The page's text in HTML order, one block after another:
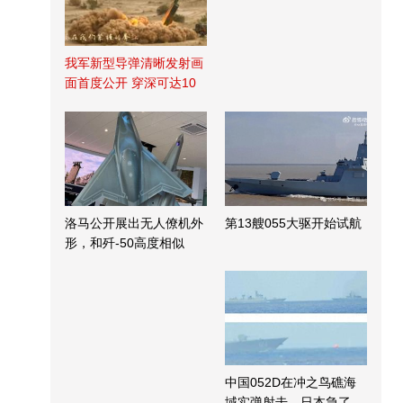
我军新型导弹清晰发射画
面首度公开 穿深可达10
洛马公开展出无人僚机外
形，和歼-50高度相似
第13艘055大驱开始试航
中国052D在冲之鸟礁海